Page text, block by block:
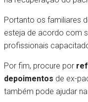
Portanto os familiares
esteja de acordo com
profissionais
Por fim, procure por
depoimentos de ex-
também pode ajudar